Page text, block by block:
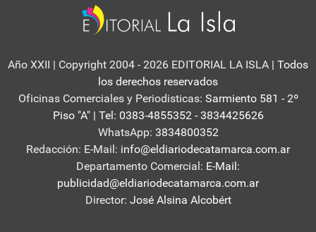
Año XXII | Copyright 2004 - 2026 EDITORIAL LA ISLA | Todos
los derechos reservados
Oficinas Comerciales y Periodisticas: Sarmiento 581 - 2º
Piso "A" | Tel: 0383-4855352 - 3834425626
WhatsApp: 3834800352
Redacción: E-Mail: info@eldiariodecatamarca.com.ar
Departamento Comercial: E-Mail:
publicidad@eldiariodecatamarca.com.ar
Director: José Alsina Alcobért